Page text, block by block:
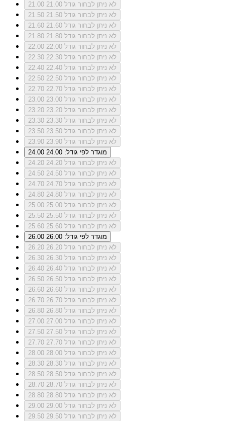
21.00
לא ניתן לבחור גודל 21.00
21.50
לא ניתן לבחור גודל 21.50
21.60
לא ניתן לבחור גודל 21.60
21.80
לא ניתן לבחור גודל 21.80
22.00
לא ניתן לבחור גודל 22.00
22.30
לא ניתן לבחור גודל 22.30
22.40
לא ניתן לבחור גודל 22.40
22.50
לא ניתן לבחור גודל 22.50
22.70
לא ניתן לבחור גודל 22.70
23.00
לא ניתן לבחור גודל 23.00
23.20
לא ניתן לבחור גודל 23.20
23.30
לא ניתן לבחור גודל 23.30
23.50
לא ניתן לבחור גודל 23.50
23.90
לא ניתן לבחור גודל 23.90
24.00
מוגדר לפי גודל: 24.00
24.20
לא ניתן לבחור גודל 24.20
24.50
לא ניתן לבחור גודל 24.50
24.70
לא ניתן לבחור גודל 24.70
24.80
לא ניתן לבחור גודל 24.80
25.00
לא ניתן לבחור גודל 25.00
25.50
לא ניתן לבחור גודל 25.50
25.60
לא ניתן לבחור גודל 25.60
26.00
מוגדר לפי גודל: 26.00
26.20
לא ניתן לבחור גודל 26.20
26.30
לא ניתן לבחור גודל 26.30
26.40
לא ניתן לבחור גודל 26.40
26.50
לא ניתן לבחור גודל 26.50
26.60
לא ניתן לבחור גודל 26.60
26.70
לא ניתן לבחור גודל 26.70
26.80
לא ניתן לבחור גודל 26.80
27.00
לא ניתן לבחור גודל 27.00
27.50
לא ניתן לבחור גודל 27.50
27.70
לא ניתן לבחור גודל 27.70
28.00
לא ניתן לבחור גודל 28.00
28.30
לא ניתן לבחור גודל 28.30
28.50
לא ניתן לבחור גודל 28.50
28.70
לא ניתן לבחור גודל 28.70
28.80
לא ניתן לבחור גודל 28.80
29.00
לא ניתן לבחור גודל 29.00
29.50
לא ניתן לבחור גודל 29.50